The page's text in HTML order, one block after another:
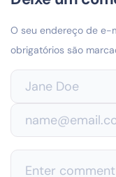
O seu endereço de e-
obrigatórios são